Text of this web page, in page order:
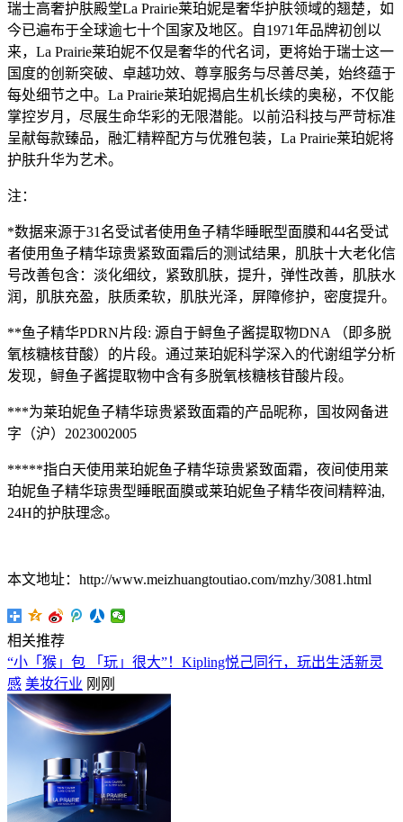
瑞士高奢护肤殿堂La Prairie莱珀妮是奢华护肤领域的翘楚，如
今已遍布于全球逾七十个国家及地区。自1971年品牌初创以
来，La Prairie莱珀妮不仅是奢华的代名词，更将始于瑞士这一
国度的创新突破、卓越功效、尊享服务与尽善尽美，始终蕴于
每处细节之中。La Prairie莱珀妮揭启生机长续的奥秘，不仅能
掌控岁月，尽展生命华彩的无限潜能。以前沿科技与严苛标准
呈献每款臻品，融汇精粹配方与优雅包装，La Prairie莱珀妮将
护肤升华为艺术。
注：
*数据来源于31名受试者使用鱼子精华睡眠型面膜和44名受试
者使用鱼子精华琼贵紧致面霜后的测试结果，肌肤十大老化信
号改善包含：淡化细纹，紧致肌肤，提升，弹性改善，肌肤水
润，肌肤充盈，肤质柔软，肌肤光泽，屏障修护，密度提升。
**鱼子精华PDRN片段: 源自于鲟鱼子酱提取物DNA （即多脱
氧核糖核苷酸）的片段。通过莱珀妮科学深入的代谢组学分析
发现，鲟鱼子酱提取物中含有多脱氧核糖核苷酸片段。
***为莱珀妮鱼子精华琼贵紧致面霜的产品昵称，国妆网备进
字（沪）2023002005
*****指白天使用莱珀妮鱼子精华琼贵紧致面霜，夜间使用莱
珀妮鱼子精华琼贵型睡眠面膜或莱珀妮鱼子精华夜间精粹油,
24H的护肤理念。
本文地址：http://www.meizhuangtoutiao.com/mzhy/3081.html
相关推荐
“小「猴」包 「玩」很大”！Kipling悦己同行，玩出生活新灵
感 美妆行业 刚刚